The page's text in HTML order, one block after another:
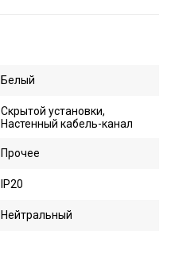
Белый
Скрытой установки,
Настенный кабель-канал
Прочее
IP20
Нейтральный